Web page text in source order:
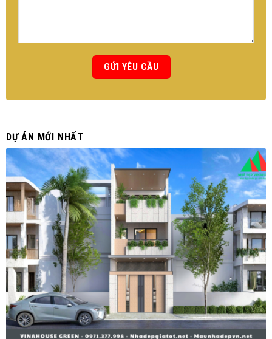
DỰ ÁN MỚI NHẤT